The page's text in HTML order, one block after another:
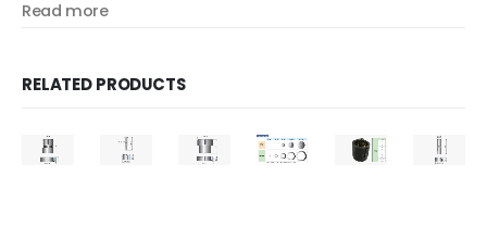
Read more
RELATED PRODUCTS